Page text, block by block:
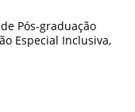
Pós-graduação
Especial Inclusiva,